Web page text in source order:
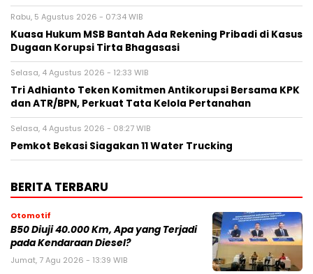
Rabu, 5 Agustus 2026 - 07:34 WIB
Kuasa Hukum MSB Bantah Ada Rekening Pribadi di Kasus
Dugaan Korupsi Tirta Bhagasasi
Selasa, 4 Agustus 2026 - 12:33 WIB
Tri Adhianto Teken Komitmen Antikorupsi Bersama KPK
dan ATR/BPN, Perkuat Tata Kelola Pertanahan
Selasa, 4 Agustus 2026 - 08:27 WIB
Pemkot Bekasi Siagakan 11 Water Trucking
BERITA TERBARU
Otomotif
B50 Diuji 40.000 Km, Apa yang Terjadi
pada Kendaraan Diesel?
Jumat, 7 Agu 2026 - 13:39 WIB